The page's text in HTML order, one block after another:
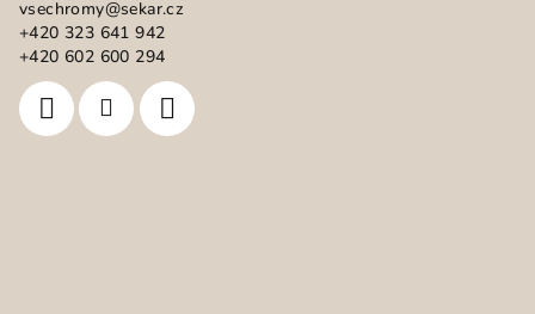
vsechromy@sekar.cz
+420 323 641 942
+420 602 600 294